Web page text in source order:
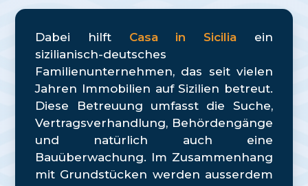
Dabei hilft Casa in Siciliaein
sizilianisch-deutsches
Familienunternehmen, das seit vielen
Jahren Immobilien auf Sizilien betreut.
Diese Betreuung umfasst die Suche,
Vertragsverhandlung, Behördengänge
und natürlich auch eine
Bauüberwachung. Im Zusammenhang
mit Grundstücken werden ausserdem